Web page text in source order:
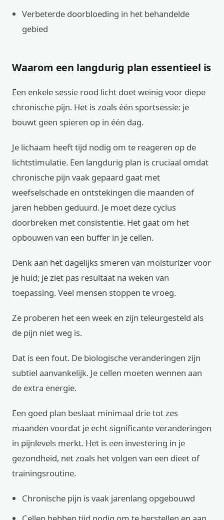
Verbeterde doorbloeding in het behandelde
gebied
Waarom een langdurig plan essentieel is
Een enkele sessie rood licht doet weinig voor diepe
chronische pijn. Het is zoals één sportsessie: je
bouwt geen spieren op in één dag.
Je lichaam heeft tijd nodig om te reageren op de
lichtstimulatie. Een langdurig plan is cruciaal omdat
chronische pijn vaak gepaard gaat met
weefselschade en ontstekingen die maanden of
jaren hebben geduurd. Je moet deze cyclus
doorbreken met consistentie. Het gaat om het
opbouwen van een buffer in je cellen.
Denk aan het dagelijks smeren van moisturizer voor
je huid; je ziet pas resultaat na weken van
toepassing. Veel mensen stoppen te vroeg.
Ze proberen het een week en zijn teleurgesteld als
de pijn niet weg is.
Dat is een fout. De biologische veranderingen zijn
subtiel aanvankelijk. Je cellen moeten wennen aan
de extra energie.
Een goed plan beslaat minimaal drie tot zes
maanden voordat je echt significante veranderingen
in pijnlevels merkt. Het is een investering in je
gezondheid, net zoals het volgen van een dieet of
trainingsroutine.
Chronische pijn is vaak jarenlang opgebouwd